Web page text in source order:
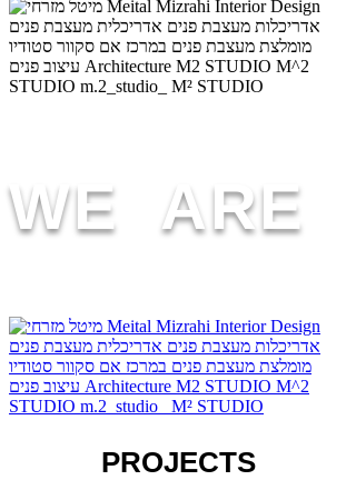
WE ARE
PROJECTS